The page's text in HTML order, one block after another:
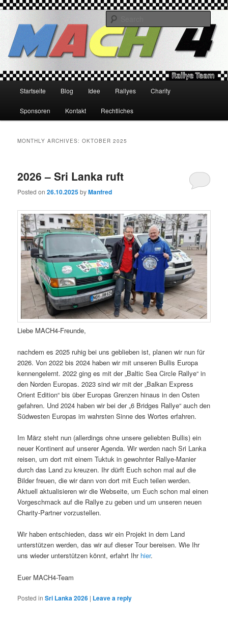
Skip
primary
content
Skip
secondary
content MACH4
MACH4 Ralley Team Site
Startseite Blog Idee Rallyes Charity
Sponsoren Kontakt Rechtliches
MONTHLY ARCHIVES:OKTOBER 2025
2026 – Sri Lanka ruft
Posted on26.10.2025byManfred
Liebe MACH4-Freunde,
nachdem es 2025 ruhig bei uns geblieben ist, planen wir nun für
2026. Von 2022 bis 2024 haben wir mit unseren Bullis Europa
kennengelernt. 2022 ging es mit der „Baltic Sea Circle Rallye“ in
den Norden Europas. 2023 sind wir mit der „Balkan Express
Orient Edition“ bis über Europas Grenzen hinaus in den Osten
gefahren. Und 2024 haben wir bei der „6 Bridges Rallye“ auch den
Südwesten Europas im wahrsten Sinne des Wortes erfahren.
Im März steht nun (allerdings ohne unsere geliebten Bullis) ein
neuer Kontinent auf unserer Agenda. Wir werden nach Sri Lanka
reisen, um dort mit einem Tuktuk in gewohnter Rallye-Manier
durch das Land zu kreuzen. Ihr dürft Euch schon mal auf die
Bilder freuen, die wir dann von dort mit Euch teilen werden.
Aktuell aktualisieren wir die Webseite, um Euch schon mal einen
Vorgeschmack auf die Rallye zu geben und um unseren neuen
Charity-Partner vorzustellen.
Wir haben entschieden, dass wir ein Projekt in dem Land
unterstützen werden, das wir auf dieser Tour bereisen. Wie Ihr
uns wieder unterstützen könnt, erfahrt Ihr hier.
Euer MACH4-Team
Posted in Sri Lanka 2026 | Leave a reply